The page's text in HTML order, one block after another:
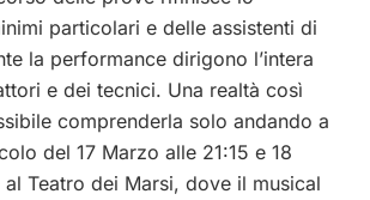
particolari e delle assistenti di
la performance dirigono l’intera
e dei tecnici. Una realtà così
comprenderla solo andando a
del 17 Marzo alle 21:15 e 18
al Teatro dei Marsi, dove il musical